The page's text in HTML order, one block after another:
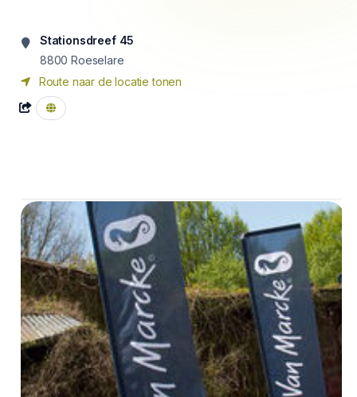
Stationsdreef 45
8800 Roeselare
Route naar de locatie tonen